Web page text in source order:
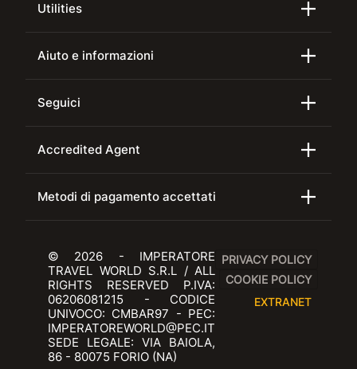
Utilities
Aiuto e informazioni
Seguici
Accredited Agent
Metodi di pagamento accettati
© 2026 - IMPERATORE
TRAVEL WORLD S.R.L / ALL
RIGHTS RESERVED P.IVA:
06206081215 - CODICE
UNIVOCO: CMBAR97 - PEC:
IMPERATOREWORLD@PEC.IT
SEDE LEGALE: VIA BAIOLA,
86 - 80075 FORIO (NA)
PRIVACY POLICY
COOKIE POLICY
EXTRANET